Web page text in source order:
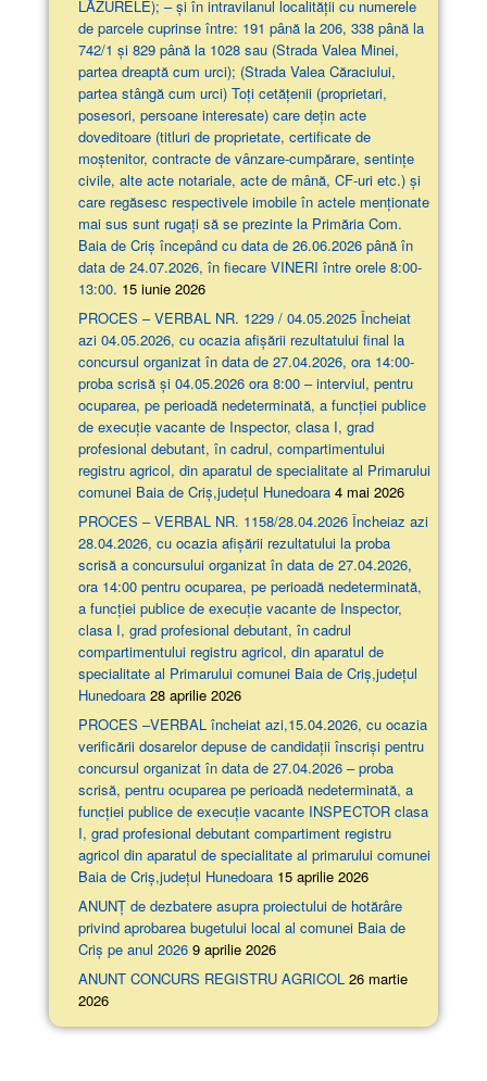
LĂZURELE); – și în intravilanul localității cu numerele
de parcele cuprinse între: 191 până la 206, 338 până la
742/1 și 829 până la 1028 sau (Strada Valea Minei,
partea dreaptă cum urci); (Strada Valea Căraciului,
partea stângă cum urci) Toți cetățenii (proprietari,
posesori, persoane interesate) care dețin acte
doveditoare (titluri de proprietate, certificate de
moștenitor, contracte de vânzare-cumpărare, sentințe
civile, alte acte notariale, acte de mână, CF-uri etc.) și
care regăsesc respectivele imobile în actele menționate
mai sus sunt rugați să se prezinte la Primăria Com.
Baia de Criș începând cu data de 26.06.2026 până în
data de 24.07.2026, în fiecare VINERI între orele 8:00-
13:00. 15 iunie 2026
PROCES – VERBAL NR. 1229 / 04.05.2025 Încheiat
azi 04.05.2026, cu ocazia afişării rezultatului final la
concursul organizat în data de 27.04.2026, ora 14:00-
proba scrisă şi 04.05.2026 ora 8:00 – interviul, pentru
ocuparea, pe perioadă nedeterminată, a funcției publice
de execuție vacante de Inspector, clasa I, grad
profesional debutant, în cadrul, compartimentului
registru agricol, din aparatul de specialitate al Primarului
comunei Baia de Criș,județul Hunedoara 4 mai 2026
PROCES – VERBAL NR. 1158/28.04.2026 Încheiaz azi
28.04.2026, cu ocazia afişării rezultatului la proba
scrisă a concursului organizat în data de 27.04.2026,
ora 14:00 pentru ocuparea, pe perioadă nedeterminată,
a funcției publice de execuție vacante de Inspector,
clasa I, grad profesional debutant, în cadrul
compartimentului registru agricol, din aparatul de
specialitate al Primarului comunei Baia de Criș,județul
Hunedoara 28 aprilie 2026
PROCES –VERBAL încheiat azi,15.04.2026, cu ocazia
verificării dosarelor depuse de candidații înscriși pentru
concursul organizat în data de 27.04.2026 – proba
scrisă, pentru ocuparea pe perioadă nedeterminată, a
funcției publice de execuție vacante INSPECTOR clasa
I, grad profesional debutant compartiment registru
agricol din aparatul de specialitate al primarului comunei
Baia de Criș,județul Hunedoara 15 aprilie 2026
ANUNȚ de dezbatere asupra proiectului de hotărâre
privind aprobarea bugetului local al comunei Baia de
Criș pe anul 2026 9 aprilie 2026
ANUNT CONCURS REGISTRU AGRICOL 26 martie
2026